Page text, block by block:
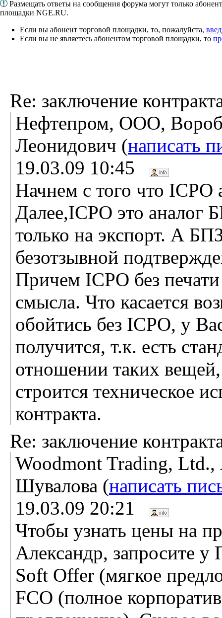
Размещать ответы на сообщения форума могут только
площадки NGE.RU.
Если вы абонент торговой площадки, то, пожалуйста,
Если вы не являетесь абонентом торговой площадки, то
Re: заключение
Нефтепром, ООО,
Леонидович (написать
19.03.09 10:45
Начнем с того что ICPO
Далее,ICPO это аналог
только на экспорт. А
безотзывной
Причем ICPO без
смысла. Что касается
обойтись без ICPO, у
получится, т.к. есть
отношении таких
строится техническое
контракта.
Re: заключение
Woodmont Trading,
Шувалова (написать
19.03.09 20:21
Чтобы узнать цены на
Александр, запросите у
Soft Offer (мягкое
FCO (полное